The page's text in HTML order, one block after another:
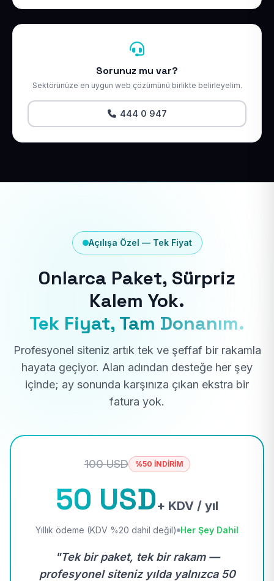
Sorunuz mu var?
Sektörünüze en uygun web çözümünü birlikte belirleyelim.
444 0 947
Açılışa Özel — Tek Fiyat
Onlarca Paket, Sürpriz
Kalem Yok.
Tek Fiyat, Tam Donanım.
Profesyonel siteniz artık tek ve şeffaf bir rakamla
hayata geçiyor. Alan adından desteğe her şey
içinde; ay sonunda karşınıza çıkan ekstra bir
fatura yok.
100 USD %50 İNDİRİM
50 USD+ KDV / yıl
Yıllık ödeme (KDV %20 dahil değil) Her Şey Dahil
"Tek bir paket, tek bir rakam —
profesyonel siteniz yılda yalnızca 50